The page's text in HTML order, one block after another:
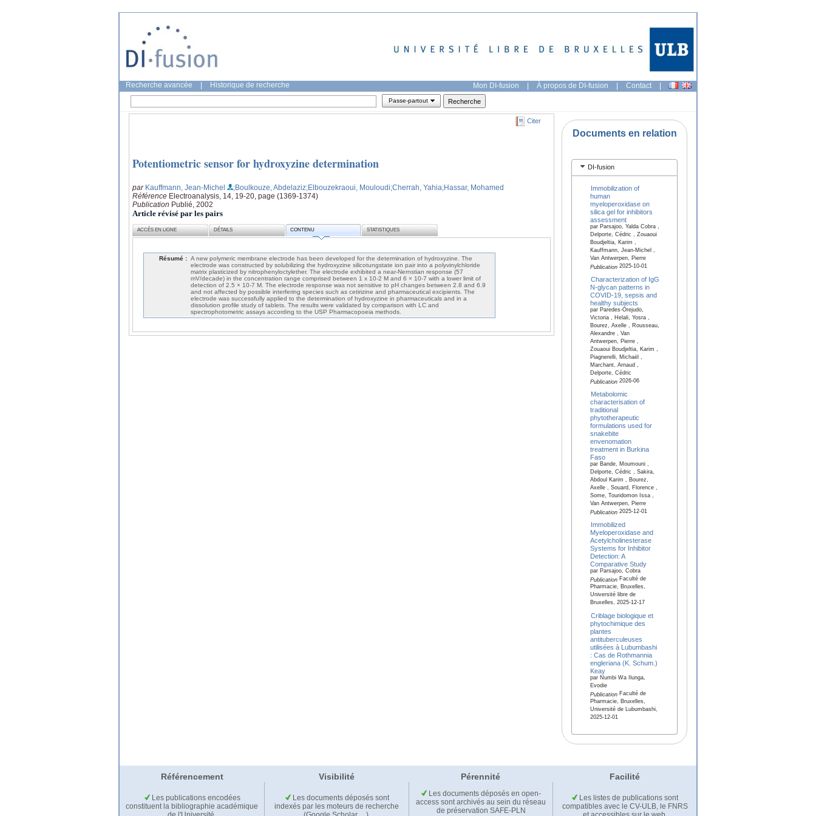
Recherche avancée Historique de recherche Mon DI-fusion | À propos de DI-fusion | Contact |
Passe-partout
Citer
Potentiometric sensor for hydroxyzine determination
par Kauffmann, Jean-Michel ;Boulkouze, Abdelaziz;Elbouzekraoui, Mouloudi;Cherrah, Yahia;Hassar, Mohamed
Référence Electroanalysis, 14, 19-20, page (1369-1374)
Publication Publié, 2002
Article révisé par les pairs
ACCÈS EN LIGNE DÉTAILS CONTENU STATISTIQUES
Résumé : A new polymeric membrane electrode has been developed for the determination of hydroxyzine. The
electrode was constructed by solubilizing the hydroxyzine silicotungstate ion pair into a polyvinylchloride
matrix plasticized by nitrophenyloctylether. The electrode exhibited a near-Nernstian response (57
mV/decade) in the concentration range comprised between 1 x 10-2 M and 6 × 10-7 with a lower limit of
detection of 2.5 × 10-7 M. The electrode response was not sensitive to pH changes between 2.8 and 6.9
and not affected by possible interfering species such as cetirizine and pharmaceutical excipients. The
electrode was successfully applied to the determination of hydroxyzine in pharmaceuticals and in a
dissolution profile study of tablets. The results were validated by comparison with LC and
spectrophotometric assays according to the USP Pharmacopoeia methods.
Documents en relation
DI-fusion
Immobilization of
human
myeloperoxidase on
silica gel for inhibitors
assessment
par Parsajoo, Yalda Cobra ,
Delporte, Cédric , Zouaoui
Boudjeltia, Karim ,
Kauffmann, Jean-Michel ,
Van Antwerpen, Pierre
Publication2025-10-01
Characterization of IgG
N-glycan patterns in
COVID-19, sepsis and
healthy subjects
par Paredes-Orejudo,
Victoria , Helali, Yosra ,
Bourez, Axelle , Rousseau,
Alexandre , Van
Antwerpen, Pierre ,
Zouaoui Boudjeltia, Karim ,
Piagnerelli, Michaël ,
Marchant, Arnaud ,
Delporte, Cédric
Publication2026-06
Metabolomic
characterisation of
traditional
phytotherapeutic
formulations used for
snakebite
envenomation
treatment in Burkina
Faso
par Bande, Moumouni ,
Delporte, Cédric , Sakira,
Abdoul Karim , Bourez,
Axelle , Souard, Florence ,
Some, Touridomon Issa ,
Van Antwerpen, Pierre
Publication2025-12-01
Immobilized
Myeloperoxidase and
Acetylcholinesterase
Systems for Inhibitor
Detection: A
Comparative Study
par Parsajoo, Cobra
PublicationFaculté de
Pharmacie, Bruxelles,
Université libre de
Bruxelles, 2025-12-17
Criblage biologique et
phytochimique des
plantes
antituberculeuses
utilisées à Lubumbashi
: Cas de Rothmannia
engleriana (K. Schum.)
Keay
par Numbi Wa Ilunga,
Evodie
PublicationFaculté de
Pharmacie, Bruxelles,
Université de Lubumbashi,
2025-12-01
Référencement Visibilité Pérennité Facilité
Les publications encodées
constituent la bibliographie académique
Les documents déposés sont
indexés par les moteurs de recherche
Les documents déposés en open-
access sont archivés au sein du réseau
de préservation SAFE-PLN
Les listes de publications sont
compatibles avec le CV-ULB, le FNRS